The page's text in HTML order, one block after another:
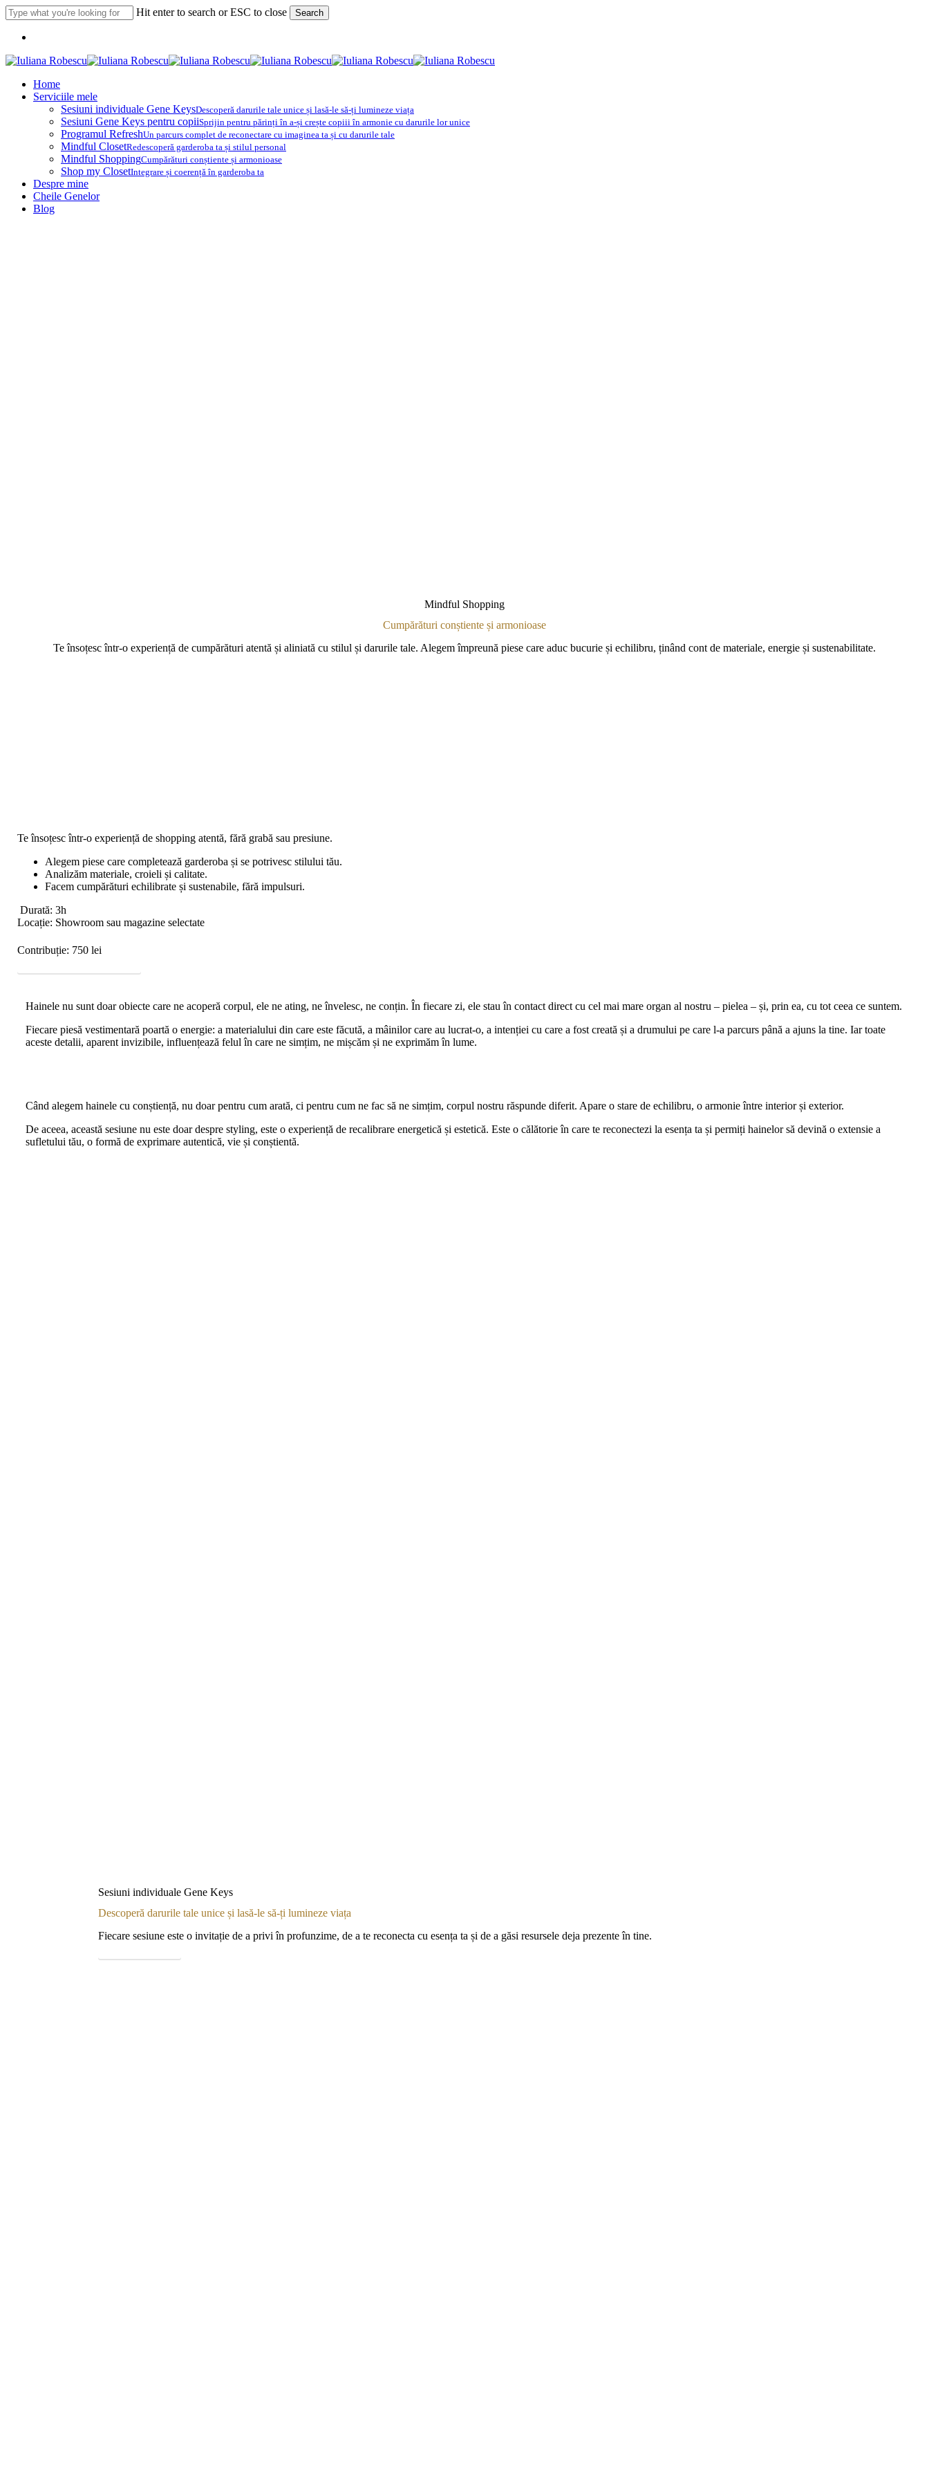
Skip
to
main
Hit enter to search or ESC to close Search
Search
Menu
Home
Serviciile mele
Sesiuni individuale Gene KeysDescoperă darurile tale unice și lasă-le să-ți lumineze viața
Sesiuni Gene Keys pentru copiiSprijin pentru părinți în a-și crește copiii în armonie cu darurile lor unice
Programul RefreshUn parcurs complet de reconectare cu imaginea ta și cu darurile tale
Mindful ClosetRedescoperă garderoba ta și stilul personal
Mindful ShoppingCumpărături conștiente și armonioase
Shop my ClosetIntegrare și coerență în garderoba ta
Despre mine
Cheile Genelor
Blog
Mindful Shopping
Cumpărături conștiente și armonioase
Te însoțesc într-o experiență de cumpărături atentă și aliniată cu stilul și darurile tale. Alegem împreună piese care aduc bucurie și echilibru, ținând cont de materiale, energie și sustenabilitate.
Te însoțesc într-o experiență de shopping atentă, fără grabă sau presiune.
Alegem piese care completează garderoba și se potrivesc stilului tău.
Analizăm materiale, croieli și calitate.
Facem cumpărături echilibrate și sustenabile, fără impulsuri.
Durată: 3h
Locație: Showroom sau magazine selectate
Contribuție: 750 lei
Hainele nu sunt doar obiecte care ne acoperă corpul, ele ne ating, ne învelesc, ne conțin. În fiecare zi, ele stau în contact direct cu cel mai mare organ al nostru – pielea – și, prin ea, cu tot ceea ce suntem.
Fiecare piesă vestimentară poartă o energie: a materialului din care este făcută, a mâinilor care au lucrat-o, a intenției cu care a fost creată și a drumului pe care l-a parcurs până a ajuns la tine. Iar toate
aceste detalii, aparent invizibile, influențează felul în care ne simțim, ne mișcăm și ne exprimăm în lume.
Când alegem hainele cu conștiență, nu doar pentru cum arată, ci pentru cum ne fac să ne simțim, corpul nostru răspunde diferit. Apare o stare de echilibru, o armonie între interior și exterior.
De aceea, această sesiune nu este doar despre styling, este o experiență de recalibrare energetică și estetică. Este o călătorie în care te reconectezi la esența ta și permiți hainelor să devină o extensie a
sufletului tău, o formă de exprimare autentică, vie și conștientă.
Sesiuni individuale Gene Keys
Descoperă darurile tale unice și lasă-le să-ți lumineze viața
Fiecare sesiune este o invitație de a privi în profunzime, de a te reconecta cu esența ta și de a găsi resursele deja prezente în tine.